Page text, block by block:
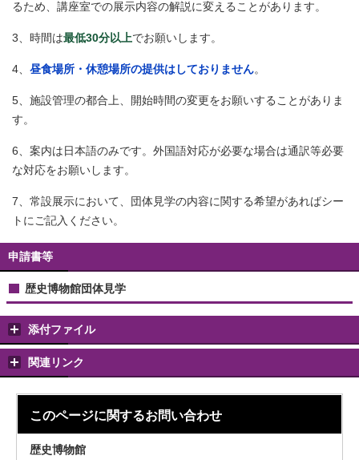
るため、講座室での展示内容の解説に変えることがあります。
3、時間は最低30分以上でお願いします。
4、 昼食場所・休憩場所の提供はしておりません。
5、施設管理の都合上、開始時間の変更をお願いすることがありま
す。
6、案内は日本語のみです。外国語対応が必要な場合は通訳等必要
な対応をお願いします。
7、常設展示において、団体見学の内容に関する希望があればシー
トにご記入ください。
申請書等
歴史博物館団体見学
添付ファイル
関連リンク
このページに関するお問い合わせ
歴史博物館